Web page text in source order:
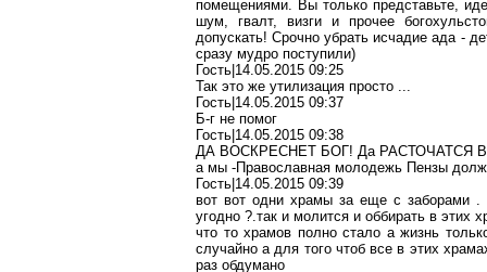
помещениями. Вы только представьте,
шум, гвалт, визги и прочее
допускать! Срочно убрать исчадие ада -
сразу мудро поступили)
Гость|14.05.2015 09:25
Так это же утилизация просто ...
Гость|14.05.2015 09:37
Б-г не помог
Гость|14.05.2015 09:38
ДА ВОСКРЕСНЕТ БОГ! Да РАСТОЧАТСЯ
а мы -Православная молодежь Пензы
Гость|14.05.2015 09:39
вот вот одни храмы за еще с заборами .
угодно ?.так и молится и оббирать в этих
что то храмов полно стало а жизнь
случайно а для того чтоб все в этих
раз обдумано